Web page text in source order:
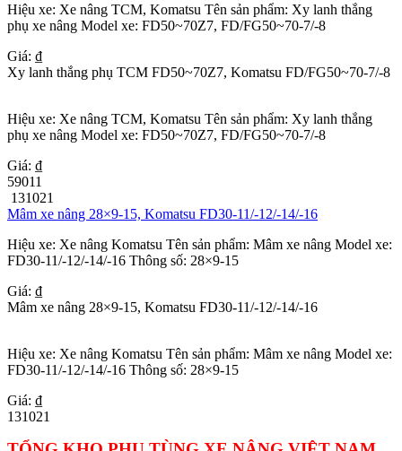
Hiệu xe: Xe nâng TCM, Komatsu Tên sản phẩm: Xy lanh thắng
phụ xe nâng Model xe: FD50~70Z7, FD/FG50~70-7/-8
Giá: ₫
Xy lanh thắng phụ TCM FD50~70Z7, Komatsu FD/FG50~70-7/-8
Hiệu xe: Xe nâng TCM, Komatsu Tên sản phẩm: Xy lanh thắng
phụ xe nâng Model xe: FD50~70Z7, FD/FG50~70-7/-8
Giá: ₫
59011
131021
Mâm xe nâng 28×9-15, Komatsu FD30-11/-12/-14/-16
Hiệu xe: Xe nâng Komatsu Tên sản phẩm: Mâm xe nâng Model xe:
FD30-11/-12/-14/-16 Thông số: 28×9-15
Giá: ₫
Mâm xe nâng 28×9-15, Komatsu FD30-11/-12/-14/-16
Hiệu xe: Xe nâng Komatsu Tên sản phẩm: Mâm xe nâng Model xe:
FD30-11/-12/-14/-16 Thông số: 28×9-15
Giá: ₫
131021